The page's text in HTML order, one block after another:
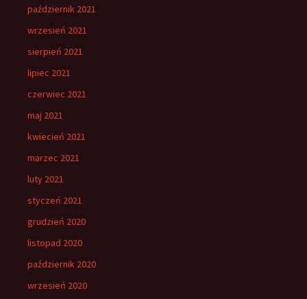
październik 2021
wrzesień 2021
sierpień 2021
lipiec 2021
czerwiec 2021
maj 2021
kwiecień 2021
marzec 2021
luty 2021
styczeń 2021
grudzień 2020
listopad 2020
październik 2020
wrzesień 2020